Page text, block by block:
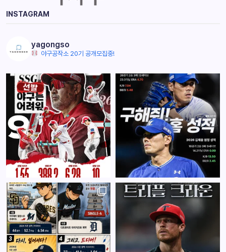
INSTAGRAM
yagongso
야구공작소 20기 공개모집중!